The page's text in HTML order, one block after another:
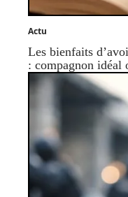
Actu
Les bienfaits
: compagnon idéal